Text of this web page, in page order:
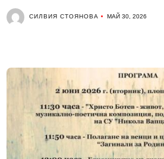
СИЛВИЯ СТОЯНОВА МАЙ 30, 2026